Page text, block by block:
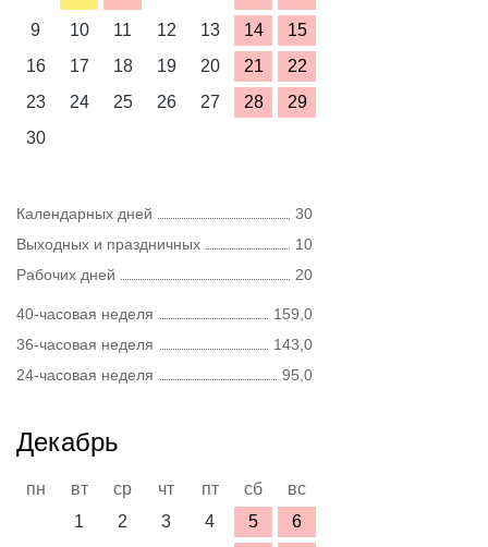
9
10 11 12 13 14
15
16
17 18 19 20 21
22
23
24 25 26 27 28
29
30
Календарных дней
30
Выходных и праздничных
10
Рабочих дней
20
40-часовая неделя
159,0
36-часовая неделя
143,0
24-часовая неделя
95,0
Декабрь
пн вт ср чт пт сб
вс
1
2 3 4 5
6